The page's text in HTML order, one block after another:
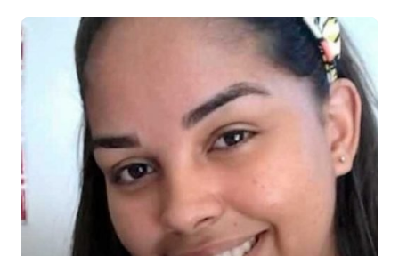
agropecuarista, Propício […]